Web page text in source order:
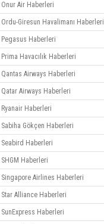
Onur Air Haberleri
Ordu-Giresun Havalimanı Haberleri
Pegasus Haberleri
Prima Havacılık Haberleri
Qantas Airways Haberleri
Qatar Airways Haberleri
Ryanair Haberleri
Sabiha Gökçen Haberleri
Seabird Haberleri
SHGM Haberleri
Singapore Airlines Haberleri
Star Alliance Haberleri
SunExpress Haberleri